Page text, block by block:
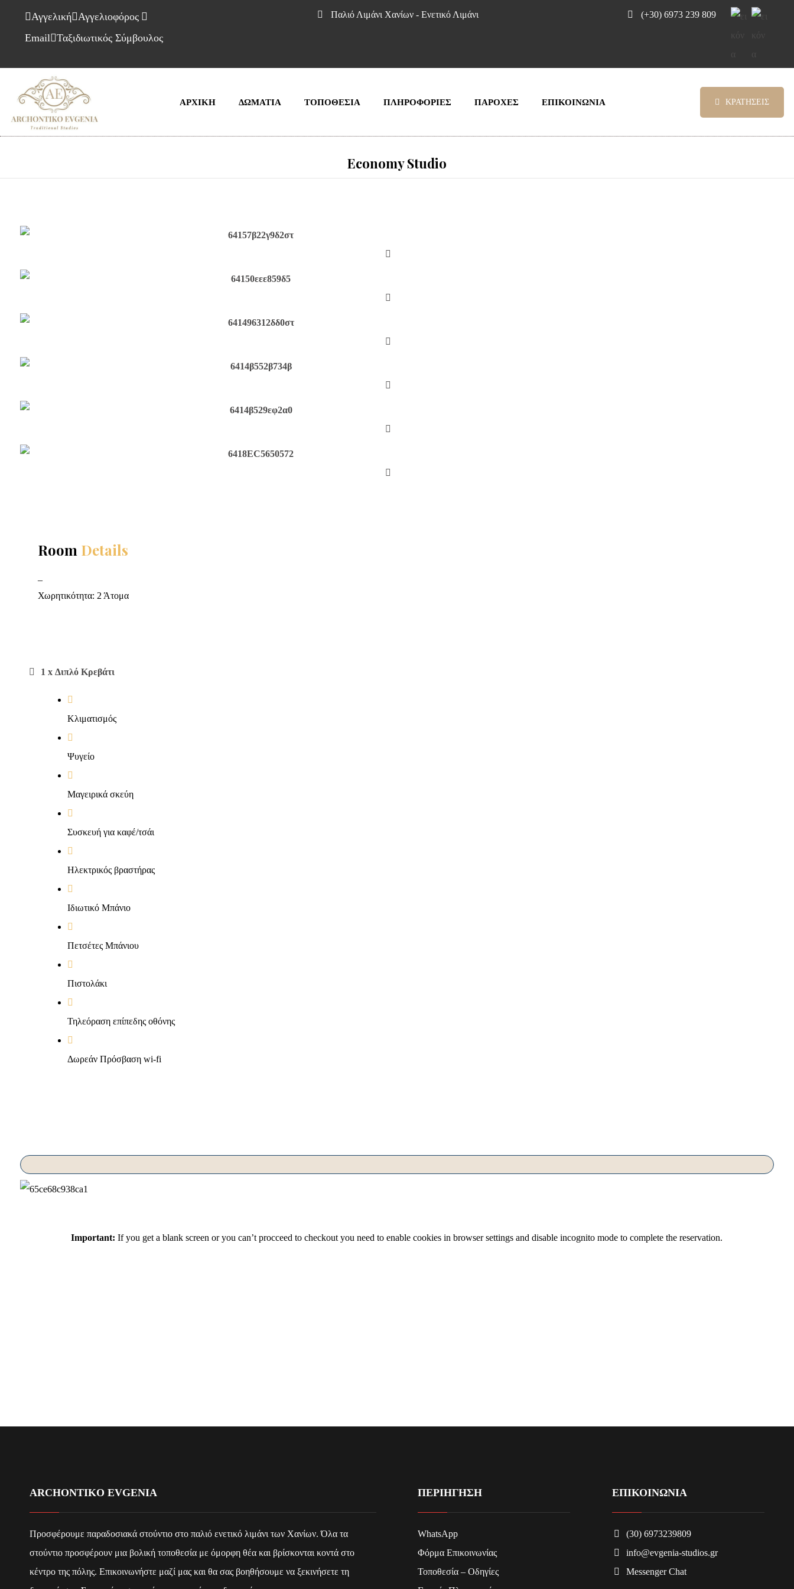
Αγγελική Αγγελιοφόρος
Email Ταξιδιωτικός Σύμβουλος
Παλιό Λιμάνι Χανίων - Ενετικό Λιμάνι (+30) 6973 239 809
ΑΡΧΙΚΗ ΔΩΜΑΤΙΑ ΤΟΠΟΘΕΣΊΑ ΠΛΗΡΟΦΟΡΙΕΣ ΠΑΡΟΧΕΣ ΕΠΙΚΟΙΝΩΝΙΑ ΚΡΑΤΗΣΕΙΣ
Economy Studio
Room Details
Χωρητικότητα: 2 Άτομα
1 x Διπλό Κρεβάτι
Κλιματισμός
Ψυγείο
Μαγειρικά σκεύη
Συσκευή για καφέ/τσάι
Ηλεκτρικός βραστήρας
Ιδιωτικό Μπάνιο
Πετσέτες Μπάνιου
Πιστολάκι
Τηλεόραση επίπεδης οθόνης
Δωρεάν Πρόσβαση wi-fi
Important: If you get a blank screen or you can’t procceed to checkout you need to enable cookies in browser settings and disable incognito mode to complete the reservation.
ARCHONTIKO EVGENIA
Προσφέρουμε παραδοσιακά στούντιο στο παλιό ενετικό λιμάνι των Χανίων. Όλα τα
στούντιο προσφέρουν μια βολική τοποθεσία με όμορφη θέα και βρίσκονται κοντά στο
κέντρο της πόλης. Επικοινωνήστε μαζί μας και θα σας βοηθήσουμε να ξεκινήσετε τη
ΠΕΡΙΗΓΗΣΗ
WhatsApp
Φόρμα Επικοινωνίας
Τοποθεσία – Οδηγίες
ΕΠΙΚΟΙΝΩΝΙΑ
(30) 6973239809
info@evgenia-studios.gr
Messenger Chat